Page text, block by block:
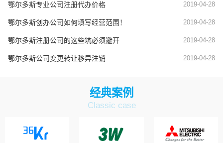
鄂尔多斯专业公司注册代办价格 2019-04-28
鄂尔多斯创办公司如何填写经营范围！ 2019-04-28
鄂尔多斯注册公司的这些坑必须避开 2019-04-28
鄂尔多斯公司变更转让移异注销 2019-04-28
经典案例
Classic case